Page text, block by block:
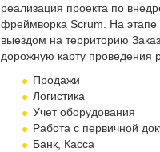
реализация проекта по
фреймворка Scrum. На этапе
выездом на территорию
дорожную карту проведения
Продажи
Логистика
Учет оборудования
Работа с первичной
Банк, Касса